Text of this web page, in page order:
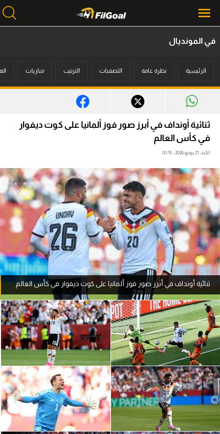
أخبار
ميركاتو
فانتازي في الجول
مسابقة التوقعات
فيديوهات
عدسات
آراء حرة
ركن الألعاب
بطولات
أمريكا 2026
الدوري المصري
الدوري الإنجليزي الممتاز
الدوري الإسباني
الدوري الإيطالي
الدوري الألماني
في المونديال
الرئيسية نظرة عامة التصفيات الترتيب مباريات
ثنائية أونداف في أبرز صور فوز ألمانيا على كوت ديفوار
في كأس العالم
الأحد، 21 يونيو 2026 - 01:15
ثنائية أونداف في أبرز صور فوز ألمانيا على كوت ديفوار في كأس العالم